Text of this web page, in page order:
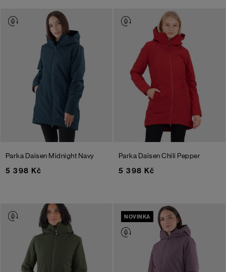
Parka Daisen Midnight Navy
5 398 Kč
Parka DaisenChili Pepper
5 398 Kč
NOVINKA